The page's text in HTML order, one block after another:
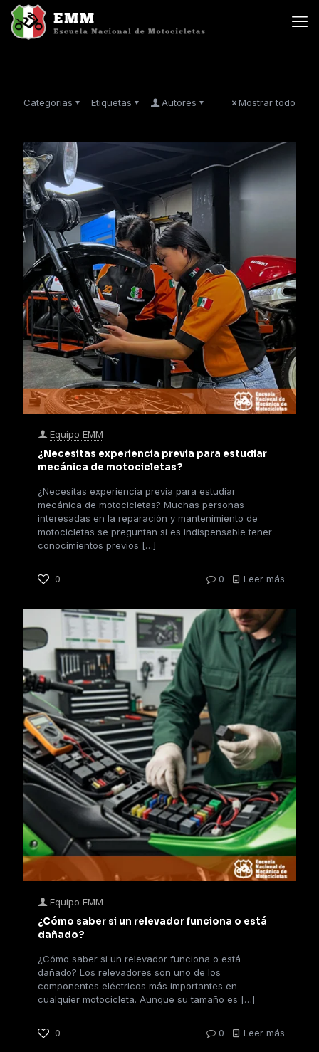
Categorias Etiquetas Autores Mostrar todo
Equipo EMM
¿Necesitas experiencia previa para estudiar
mecánica de motocicletas?
¿Necesitas experiencia previa para estudiar
mecánica de motocicletas? Muchas personas
interesadas en la reparación y mantenimiento de
motocicletas se preguntan si es indispensable tener
conocimientos previos […]
0 0 Leer más
Equipo EMM
¿Cómo saber si un relevador funciona o está
dañado?
¿Cómo saber si un relevador funciona o está
dañado? Los relevadores son uno de los
componentes eléctricos más importantes en
cualquier motocicleta. Aunque su tamaño es […]
0 0 Leer más